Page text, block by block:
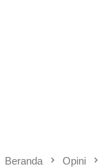
Beranda Opini